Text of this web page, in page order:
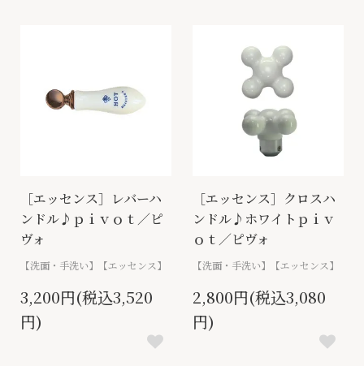
［エッセンス］レバーハ
ンドル♪ｐｉｖｏｔ／ピ
ヴォ
【洗面・手洗い】【エッセンス】
3,200円(税込3,520
円)
［エッセンス］クロスハ
ンドル♪ホワイトｐｉｖ
ｏｔ／ピヴォ
【洗面・手洗い】【エッセンス】
2,800円(税込3,080
円)